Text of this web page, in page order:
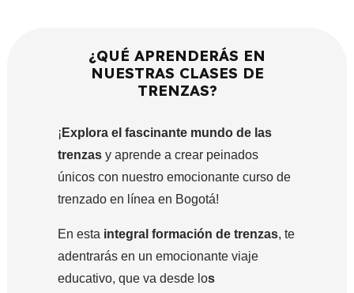
¿QUÉ APRENDERÁS EN
NUESTRAS CLASES DE
TRENZAS?
¡ Explora el fascinante mundo de las
trenzas y aprende a crear peinados
únicos con nuestro emocionante curso de
trenzado en línea en Bogotá!
En esta integral formación de trenzas, te
adentrarás en un emocionante viaje
educativo, que va desde los